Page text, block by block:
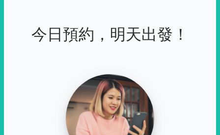
今日預約，明天出發！